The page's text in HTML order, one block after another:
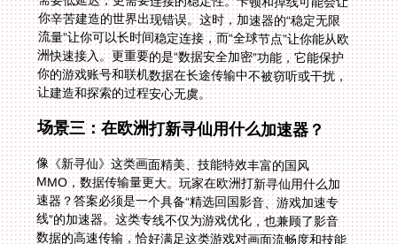
让建造和探索的过程安心无虞。
场景三：在欧洲打新寻仙用什么加速器？
像《新寻仙》这类画面精美、技能特效丰富的国风
MMO，数据传输量更大。玩家在欧洲打新寻仙用什么加
速器？答案必须是一个具备“精选回国影音、游戏加速专
线”的加速器。这类专线不仅为游戏优化，也兼顾了影音
数据的高速传输，恰好满足这类游戏对画面流畅度和技能
特效同步的高要求。同时，多平台支持意味着你可以在电